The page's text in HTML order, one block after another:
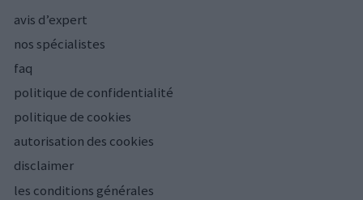
avis d’expert
nos spécialistes
faq
politique de confidentialité
politique de cookies
autorisation des cookies
disclaimer
les conditions générales